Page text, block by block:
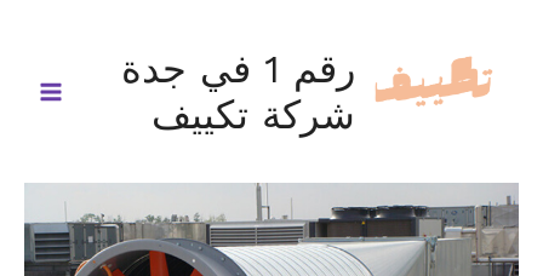
المحتوى
رقم 1 في جدة
شركة تكييف